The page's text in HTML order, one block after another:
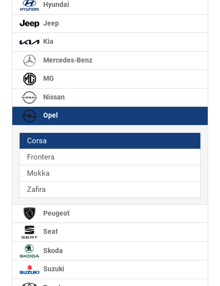
Hyundai
Jeep
Kia
Mercedes-Benz
MG
Nissan
Opel
Corsa
Frontera
Mokka
Zafira
Peugeot
Seat
Skoda
Suzuki